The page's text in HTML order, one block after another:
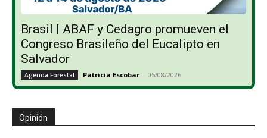
Brasil | ABAF y Cedagro promueven el
Congreso Brasileño del Eucalipto en
Salvador
Agenda Forestal Patricia Escobar - 05/08/2026
Opinión